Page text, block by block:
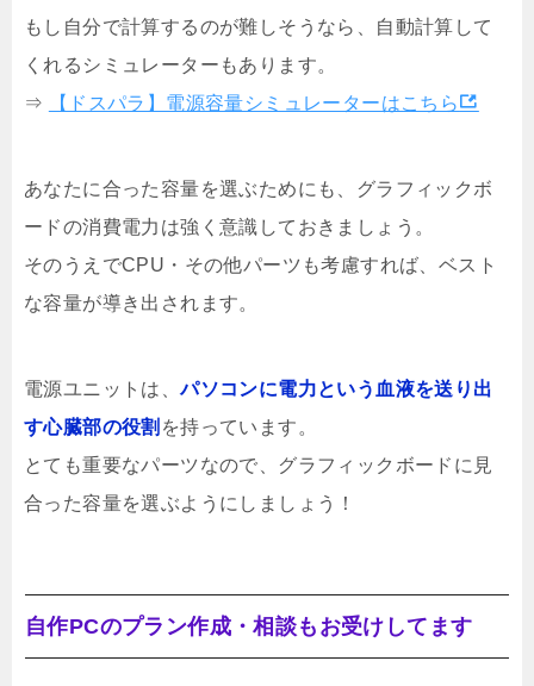
もし自分で計算するのが難しそうなら、自動計算して
くれるシミュレーターもあります。
⇒
【ドスパラ】電源容量シミュレーターはこちら
あなたに合った容量を選ぶためにも、グラフィックボ
ードの消費電力は強く意識しておきましょう。
そのうえでCPU・その他パーツも考慮すれば、ベスト
な容量が導き出されます。
電源ユニットは、パソコンに電力という血液を送り出
す心臓部の役割 を持っています。
とても重要なパーツなので、グラフィックボードに見
合った容量を選ぶようにしましょう！
自作PCのプラン作成・相談もお受けしてます